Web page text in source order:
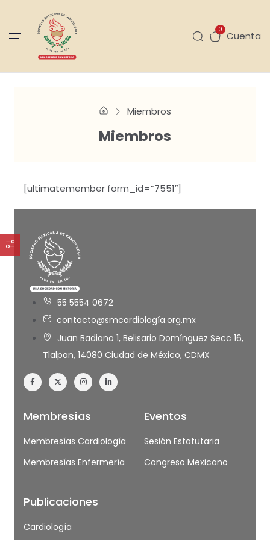
0
Cuenta
Miembros
Miembros
[ultimatemember form_id=”7551″]
55 5554 0672
contacto@smcardiología.org.mx
Juan Badiano 1, Belisario Domínguez Secc 16,
Tlalpan, 14080 Ciudad de México, CDMX
Membresías
Membresías Cardiología
Membresías Enfermería
Publicaciones
Cardiología
Eventos
Sesión Estatutaria
Congreso Mexicano